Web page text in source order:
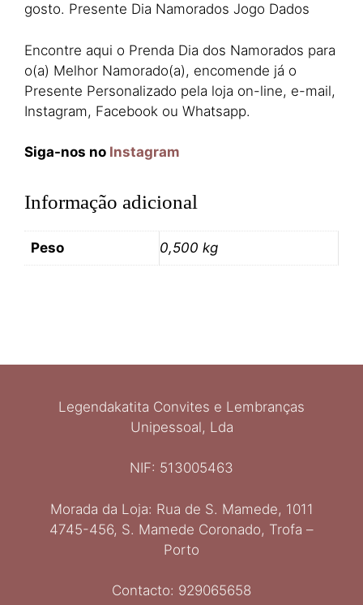
gosto. Presente Dia Namorados Jogo Dados
Encontre aqui o Prenda Dia dos Namorados para
o(a) Melhor Namorado(a), encomende já o
Presente Personalizado pela loja on-line, e-mail,
Instagram, Facebook ou Whatsapp.
Siga-nos no Instagram
Informação adicional
Peso 0,500 kg
Legendakatita Convites e Lembranças
Unipessoal, Lda
NIF: 513005463
Morada da Loja: Rua de S. Mamede, 1011
4745-456, S. Mamede Coronado, Trofa –
Porto
Contacto: 929065658